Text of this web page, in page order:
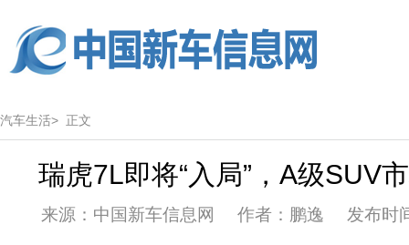
汽车生活> 正文
瑞虎7L即将“入局”，A级SUV
来源：中国新车信息网 作者：鹏逸 发布时